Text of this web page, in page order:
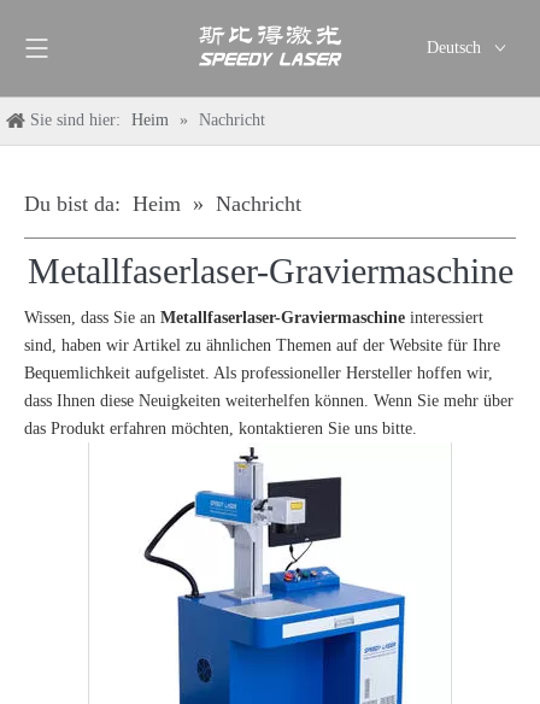
Deutsch
Español
Sie sind hier: Heim » Nachricht
Du bist da: Heim » Nachricht
Metallfaserlaser-Graviermaschine
Wissen, dass Sie an Metallfaserlaser-Graviermaschine interessiert
sind, haben wir Artikel zu ähnlichen Themen auf der Website für Ihre
Bequemlichkeit aufgelistet. Als professioneller Hersteller hoffen wir,
dass Ihnen diese Neuigkeiten weiterhelfen können. Wenn Sie mehr über
das Produkt erfahren möchten, kontaktieren Sie uns bitte.